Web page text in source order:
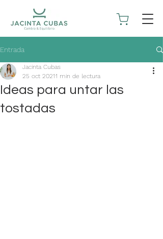
Entrada
Ideas para untar las
tostadas
Jacinta Cubas
25 oct 20211 min de lectura